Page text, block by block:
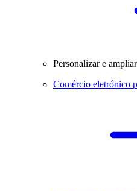
Personalizar e
Comércio eletrónico